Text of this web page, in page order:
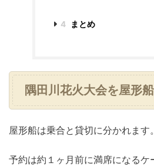
4 まとめ
隅田川花火大会を屋形
屋形船は乗合と貸切に分かれます。
予約は約１ヶ月前に満席になるケ